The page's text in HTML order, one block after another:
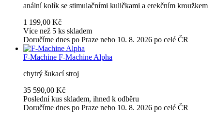
anální kolík se stimulačními kuličkami a erekčním kroužkem
1 199,00 Kč
Více než 5 ks skladem
Doručíme dnes po Praze nebo 10. 8. 2026 po celé ČR
F-Machine F-Machine Alpha
chytrý šukací stroj
35 590,00 Kč
Poslední kus skladem, ihned k odběru
Doručíme dnes po Praze nebo 10. 8. 2026 po celé ČR